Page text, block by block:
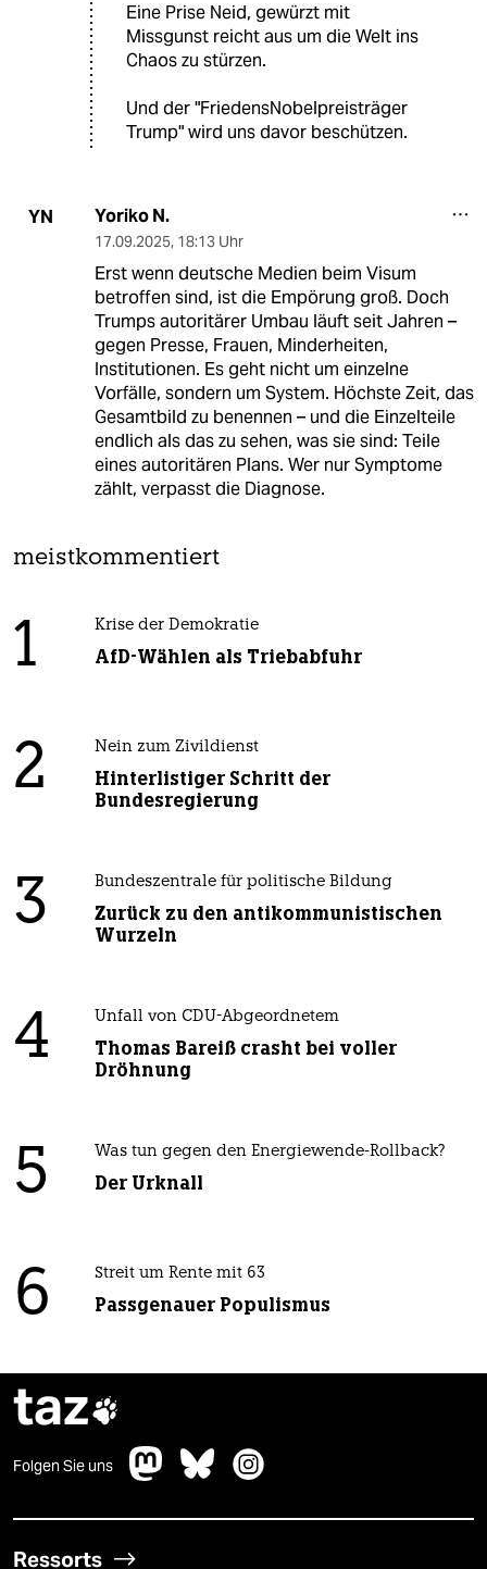
Eine Prise Neid, gewürzt mit
Missgunst reicht aus um die Welt ins
Chaos zu stürzen.
Und der "FriedensNobelpreisträger
Trump" wird uns davor beschützen.
YN Yoriko N.
17.09.2025, 18:13 Uhr
Erst wenn deutsche Medien beim Visum
betroffen sind, ist die Empörung groß. Doch
Trumps autoritärer Umbau läuft seit Jahren –
gegen Presse, Frauen, Minderheiten,
Institutionen. Es geht nicht um einzelne
Vorfälle, sondern um System. Höchste Zeit, das
Gesamtbild zu benennen – und die Einzelteile
endlich als das zu sehen, was sie sind: Teile
eines autoritären Plans. Wer nur Symptome
zählt, verpasst die Diagnose.
meistkommentiert
1 Krise der Demokratie
AfD-Wählen als Triebabfuhr
2 Nein zum Zivildienst
Hinterlistiger Schritt der
Bundesregierung
3 Bundeszentrale für politische Bildung
Zurück zu den antikommunistischen
Wurzeln
4 Unfall von CDU-Abgeordnetem
Thomas Bareiß crasht bei voller
Dröhnung
5 Was tun gegen den Energiewende-Rollback?
Der Urknall
6 Streit um Rente mit 63
Passgenauer Populismus
taz
Folgen Sie uns
Ressorts